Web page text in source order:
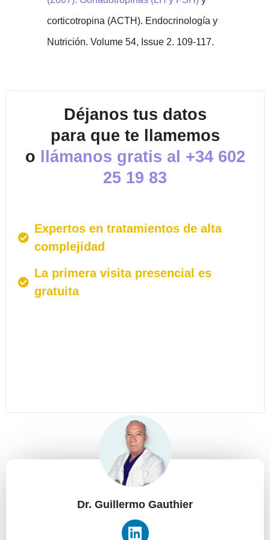
corticotropina (ACTH). Endocrinología y
Nutrición. Volume 54, Issue 2. 109-117.
Déjanos tus datos
para que te llamemos
o llámanos gratis al +34 602
25 19 83
Expertos en tratamientos de alta
complejidad
La primera visita presencial es
gratuita
Dr. Guillermo Gauthier